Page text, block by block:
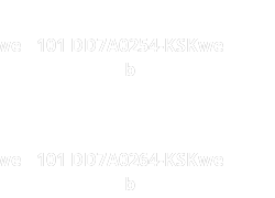
101 DD7A0254-KSKwe
b
101 DD7A0264-KSKwe
b